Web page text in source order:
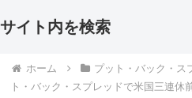
サイト内を検索
ホーム プット・バック・ス
ト・バック・スプレッドで米国三連休